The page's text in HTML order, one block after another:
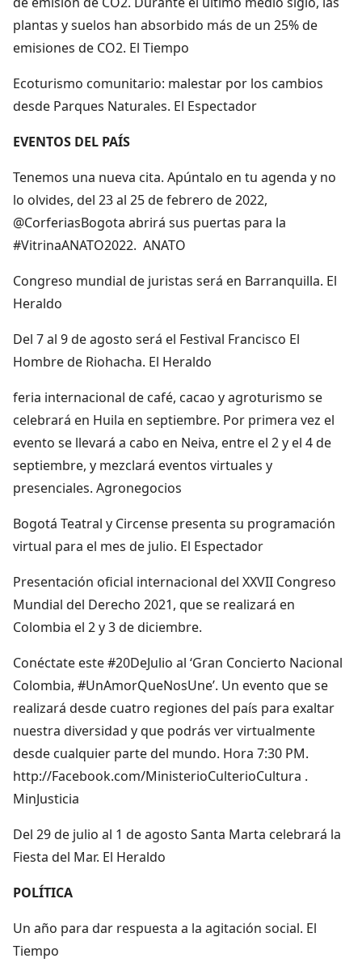
plantas y suelos han absorbido más de un 25% de
emisiones de CO2. El Tiempo
Ecoturismo comunitario: malestar por los cambios
desde Parques Naturales. El Espectador
EVENTOS DEL PAÍS
Tenemos una nueva cita. Apúntalo en tu agenda y no
lo olvides, del 23 al 25 de febrero de 2022,
@CorferiasBogota abrirá sus puertas para la
#VitrinaANATO2022. ANATO
Congreso mundial de juristas será en Barranquilla. El
Heraldo
Del 7 al 9 de agosto será el Festival Francisco El
Hombre de Riohacha. El Heraldo
feria internacional de café, cacao y agroturismo se
celebrará en Huila en septiembre. Por primera vez el
evento se llevará a cabo en Neiva, entre el 2 y el 4 de
septiembre, y mezclará eventos virtuales y
presenciales. Agronegocios
Bogotá Teatral y Circense presenta su programación
virtual para el mes de julio. El Espectador
Presentación oficial internacional del XXVII Congreso
Mundial del Derecho 2021, que se realizará en
Colombia el 2 y 3 de diciembre.
Conéctate este #20DeJulio al ‘Gran Concierto Nacional
Colombia, #UnAmorQueNosUne’. Un evento que se
realizará desde cuatro regiones del país para exaltar
nuestra diversidad y que podrás ver virtualmente
desde cualquier parte del mundo. Hora 7:30 PM.
http://Facebook.com/MinisterioCulterioCultura .
MinJusticia
Del 29 de julio al 1 de agosto Santa Marta celebrará la
Fiesta del Mar. El Heraldo
POLÍTICA
Un año para dar respuesta a la agitación social. El
Tiempo